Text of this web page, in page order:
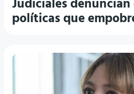
Judiciales
políticas que